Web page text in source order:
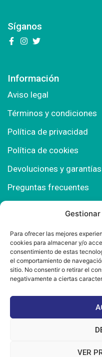
Para ofrecer las mejores
cookies para almacenar y/o
consentimiento de estas
el comportamiento de
sitio. No consentir o retirar el
negativamente a ciertas
VER
Síganos
Información
Aviso legal
Términos y condiciones
Política de privacidad
Política de cookies
Devoluciones y garantías
Preguntas frecuentes
Polígono Comercial
Chiclana de la Fra.
667 457 908